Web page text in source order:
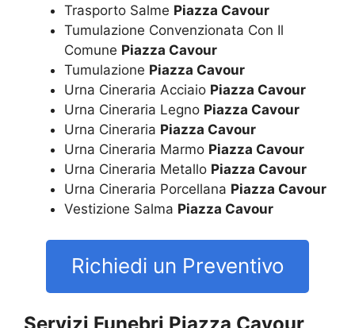
Trasporto Salme Piazza Cavour
Tumulazione Convenzionata Con Il
Comune Piazza Cavour
Tumulazione Piazza Cavour
Urna Cineraria Acciaio Piazza Cavour
Urna Cineraria Legno Piazza Cavour
Urna Cineraria Piazza Cavour
Urna Cineraria Marmo Piazza Cavour
Urna Cineraria Metallo Piazza Cavour
Urna Cineraria Porcellana Piazza Cavour
Vestizione Salma Piazza Cavour
Richiedi un Preventivo
Servizi Funebri Piazza Cavour